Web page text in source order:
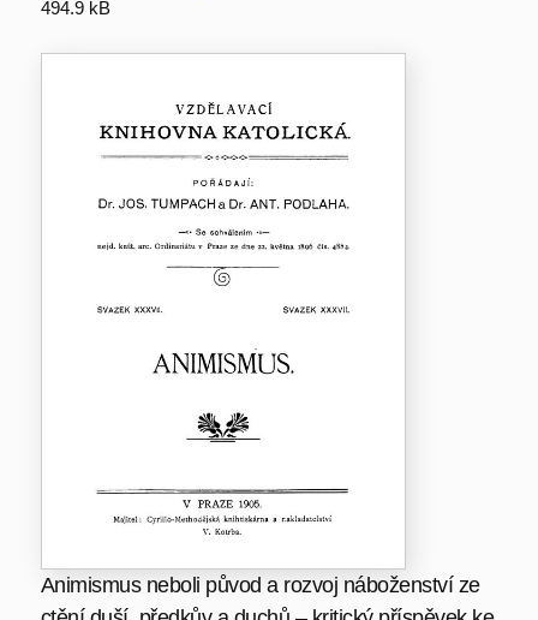
494.9 kB
Animismus neboli původ a rozvoj náboženství ze